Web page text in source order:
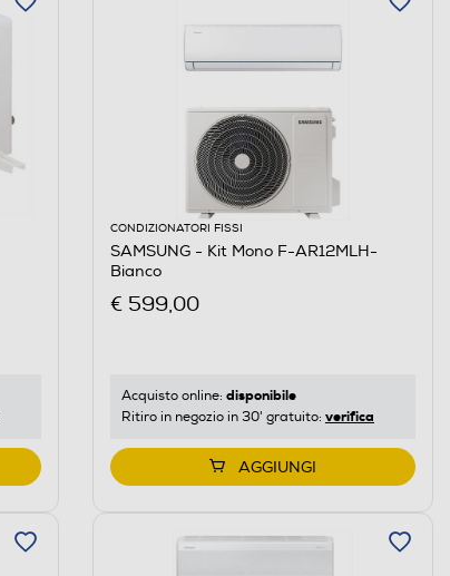
CONDIZIONATORI FISSI
SAMSUNG - Kit Mono F-AR12MLH-
Bianco
€ 599,00
Acquisto online: disponibile
Ritiro in negozio in 30' gratuito: verifica
AGGIUNGI